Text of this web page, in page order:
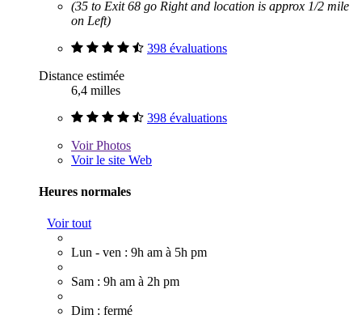
(35 to Exit 68 go Right and location is approx 1/2 mile
on Left)
398 évaluations
Distance estimée
6,4 milles
398 évaluations
VoirPhotos
Voir le site Web
Heures normales
Voir tout
Lun - ven : 9h am à 5h pm
Sam : 9h am à 2h pm
Dim : fermé